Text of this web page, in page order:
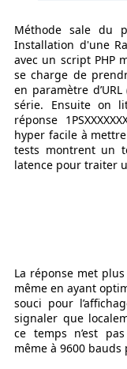
Méthode sale du
Installation d'une
avec un script PHP
se charge de
en paramètre
série. Ensuite on
réponse
hyper facile à
tests montrent un
latence pour traiter
La réponse met
même en ayant
souci pour
signaler que
ce temps n’est
même à 9600 bauds